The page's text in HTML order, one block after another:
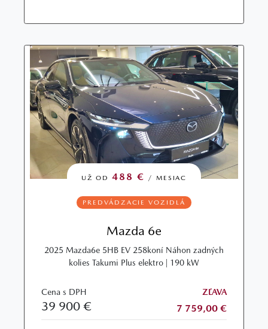
UŽ OD488 € / MESIAC
PREDVÁDZACIE VOZIDLÁ
Mazda 6e
2025 Mazda6e 5HB EV 258koní Náhon zadných
kolies Takumi Plus elektro | 190 kW
Cena s DPH
39 900 €
ZĽAVA
7 759,00 €